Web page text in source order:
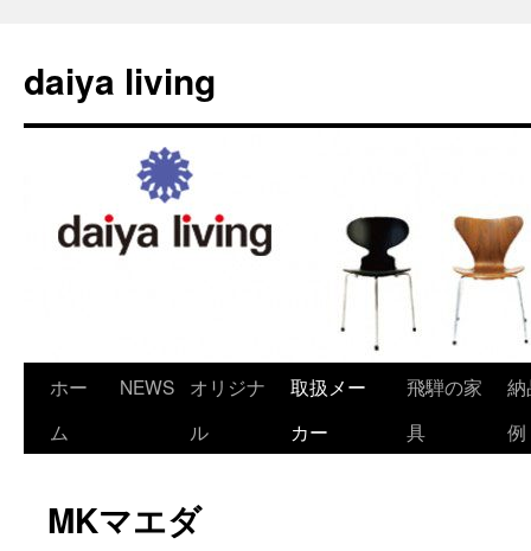
daiya living
コホー
ム
NEWS
オリジナ
ル
取扱メー
カー
飛騨の家
具
納
例
MKマエダ